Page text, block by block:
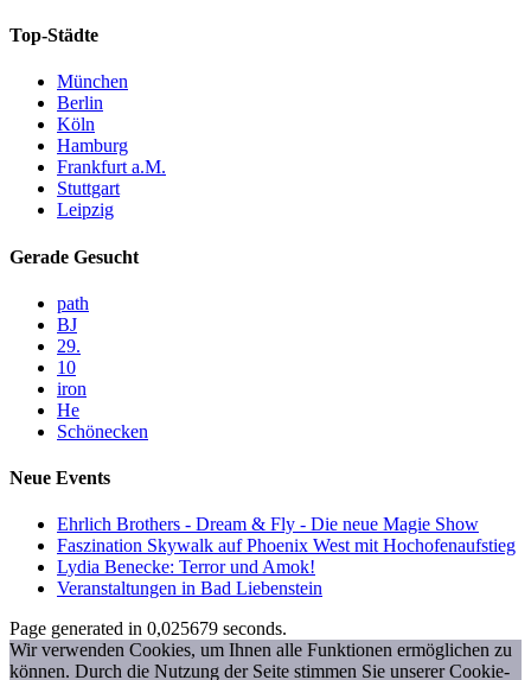
Top-Städte
München
Berlin
Köln
Hamburg
Frankfurt a.M.
Stuttgart
Leipzig
Gerade Gesucht
path
BJ
29.
10
iron
He
Schönecken
Neue Events
Ehrlich Brothers - Dream & Fly - Die neue Magie Show
Faszination Skywalk auf Phoenix West mit Hochofenaufstieg
Lydia Benecke: Terror und Amok!
Veranstaltungen in Bad Liebenstein
Page generated in 0,025679 seconds.
Wir verwenden Cookies, um Ihnen alle Funktionen ermöglichen zu
können. Durch die Nutzung der Seite stimmen Sie unserer Cookie-